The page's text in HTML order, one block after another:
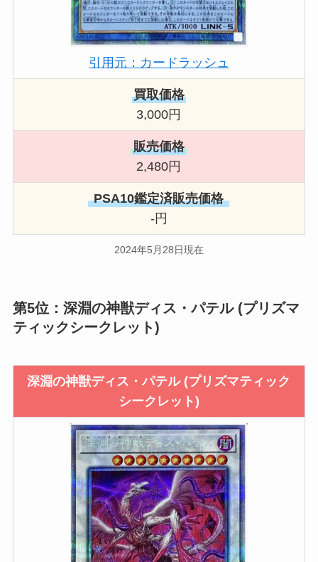
引用元：カードラッシュ
買取価格
3,000円
販売価格
2,480円
PSA10鑑定済販売価格
-円
2024年5月28日現在
第5位：深淵の神獣ディス・パテル (プリズマ
ティックシークレット)
深淵の神獣ディス・パテル (プリズマティック
シークレット)